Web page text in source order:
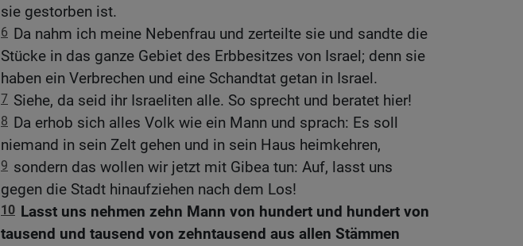
sie gestorben ist.
6 Da nahm ich meine Nebenfrau und zerteilte sie und sandte die
Stücke in das ganze Gebiet des Erbbesitzes von Israel; denn sie
haben ein Verbrechen und eine Schandtat getan in Israel.
7 Siehe, da seid ihr Israeliten alle. So sprecht und beratet hier!
8 Da erhob sich alles Volk wie ein Mann und sprach: Es soll
niemand in sein Zelt gehen und in sein Haus heimkehren,
9 sondern das wollen wir jetzt mit Gibea tun: Auf, lasst uns
gegen die Stadt hinaufziehen nach dem Los!
10 Lasst uns nehmen zehn Mann von hundert und hundert von
tausend und tausend von zehntausend aus allen Stämmen